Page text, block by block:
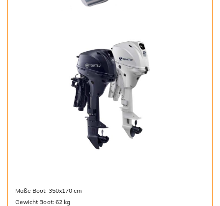
Maße Boot: 350x170 cm
Gewicht Boot: 62 kg